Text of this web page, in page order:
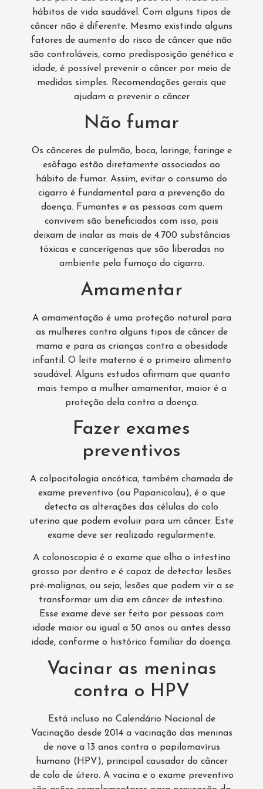
hábitos de vida saudável. Com alguns tipos de
câncer não é diferente. Mesmo existindo alguns
fatores de aumento do risco de câncer que não
são controláveis, como predisposição genética e
idade, é possível prevenir o câncer por meio de
medidas simples. Recomendações gerais que
ajudam a prevenir o câncer
Não fumar
Os cânceres de pulmão, boca, laringe, faringe e
esôfago estão diretamente associados ao
hábito de fumar. Assim, evitar o consumo do
cigarro é fundamental para a prevenção da
doença. Fumantes e as pessoas com quem
convivem são beneficiados com isso, pois
deixam de inalar as mais de 4.700 substâncias
tóxicas e cancerígenas que são liberadas no
ambiente pela fumaça do cigarro.
Amamentar
A amamentação é uma proteção natural para
as mulheres contra alguns tipos de câncer de
mama e para as crianças contra a obesidade
infantil. O leite materno é o primeiro alimento
saudável. Alguns estudos afirmam que quanto
mais tempo a mulher amamentar, maior é a
proteção dela contra a doença.
Fazer exames
preventivos
A colpocitologia oncótica, também chamada de
exame preventivo (ou Papanicolau), é o que
detecta as alterações das células do colo
uterino que podem evoluir para um câncer. Este
exame deve ser realizado regularmente.
A colonoscopia é o exame que olha o intestino
grosso por dentro e é capaz de detectar lesões
pré-malignas, ou seja, lesões que podem vir a se
transformar um dia em câncer de intestino.
Esse exame deve ser feito por pessoas com
idade maior ou igual a 50 anos ou antes dessa
idade, conforme o histórico familiar da doença.
Vacinar as meninas
contra o HPV
Está incluso no Calendário Nacional de
Vacinação desde 2014 a vacinação das meninas
de nove a 13 anos contra o papilomavírus
humano (HPV), principal causador do câncer
de colo de útero. A vacina e o exame preventivo